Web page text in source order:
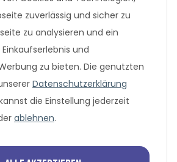
Euro, inklusive der gesetzlich geltenden
bei Überweisung oder 0%
zuverlässig und sicher zu
zu analysieren und ein
und
zu bieten. Die genutzten
Datenschutzerklärung
die Einstellung jederzeit
ablehnen.